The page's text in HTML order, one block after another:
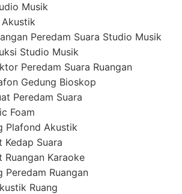
Musik
Peredam Suara Studio Musik
Studio Musik
Peredam Suara Ruangan
Gedung Bioskop
Peredam Suara
Foam
Plafond Akustik
Kedap Suara
Ruangan Karaoke
Peredam Ruangan
Ruang